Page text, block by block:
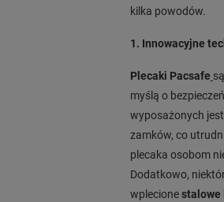
kilka powodów.
1. Innowacyjne
Plecaki Pacsafe
myślą o
wyposażonych
zamków, co
plecaka osobom
Dodatkowo,
wplecionestalowe